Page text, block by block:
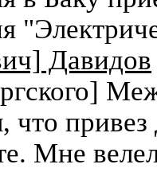
Давидов
что
Мне